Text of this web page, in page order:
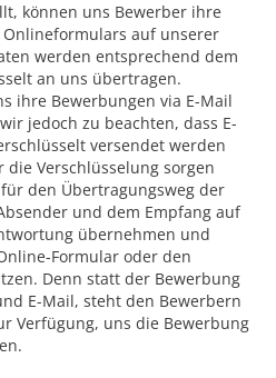
können uns Bewerber ihre
auf unserer
werden entsprechend dem
an uns übertragen.
ihre Bewerbungen via E-Mail
jedoch zu beachten, dass E-
versendet werden
Verschlüsselung sorgen
den Übertragungsweg der
und dem Empfang auf
übernehmen und
Formular oder den
Denn statt der Bewerbung
E-Mail, steht den Bewerbern
Verfügung, uns die Bewerbung